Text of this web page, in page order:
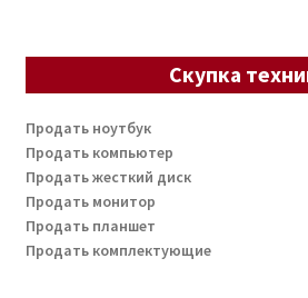
Скупка
Продать ноутбук
Продать компьютер
Продать жесткий диск
Продать монитор
Продать планшет
Продать комплектующие